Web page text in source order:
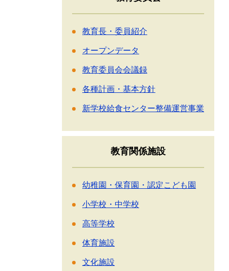
教育長・委員紹介
オープンデータ
教育委員会会議録
各種計画・基本方針
新学校給食センター整備運営事業
教育関係施設
幼稚園・保育園・認定こども園
小学校・中学校
高等学校
体育施設
文化施設